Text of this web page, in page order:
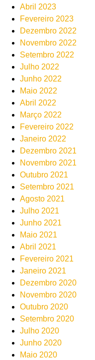
Abril 2023
Fevereiro 2023
Dezembro 2022
Novembro 2022
Setembro 2022
Julho 2022
Junho 2022
Maio 2022
Abril 2022
Março 2022
Fevereiro 2022
Janeiro 2022
Dezembro 2021
Novembro 2021
Outubro 2021
Setembro 2021
Agosto 2021
Julho 2021
Junho 2021
Maio 2021
Abril 2021
Fevereiro 2021
Janeiro 2021
Dezembro 2020
Novembro 2020
Outubro 2020
Setembro 2020
Julho 2020
Junho 2020
Maio 2020